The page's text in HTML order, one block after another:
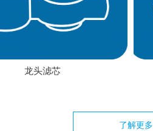
龙头滤芯
了解更多